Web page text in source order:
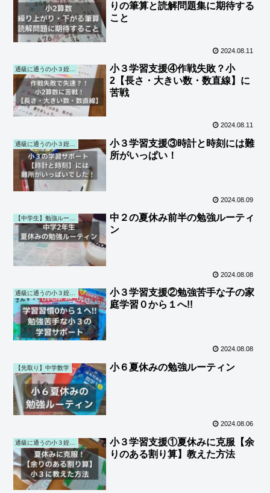
りの筆算と読解問題集に期待する
こと
2024.08.11
小３学習支援④作戦失敗？小
2【長さ・大きい数・数直線】に
苦戦
2024.08.11
小３学習支援③時計と時刻には難
所がいっぱい！
2024.08.09
【中学生】勉強ルーティン (第一子)
中２の夏休み前半の勉強ルーティ
ン
2024.08.08
小３学習支援②勉強苦手な子の家
庭学習０から１へ!!
2024.08.08
【先取り】中学数学 小６夏休みの勉強ルーティン
2024.08.06
小３学習支援①夏休みに克服【余
りのある割り算】教えた方法